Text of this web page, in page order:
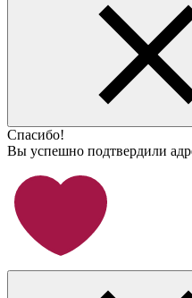
Спасибо!
Вы успешно подтвердили